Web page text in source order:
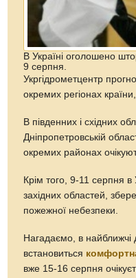
В Україні оголошено
9 серпня.
Укргідрометцентр
окремих регіонах
В південних і східних
Дніпропетровській
окремих районах
Крім того, 9-11 серпня в
західних областей,
пожежної небезпеки.
Нагадаємо, в найближчі
встановиться
вже 15-16 серпня